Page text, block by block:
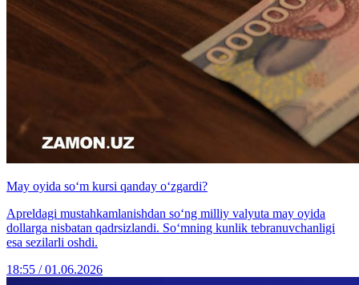
May oyida so‘m kursi qanday o‘zgardi?
Apreldagi mustahkamlanishdan so‘ng milliy valyuta may oyida
dollarga nisbatan qadrsizlandi. So‘mning kunlik tebranuvchanligi
esa sezilarli oshdi.
18:55 / 01.06.2026